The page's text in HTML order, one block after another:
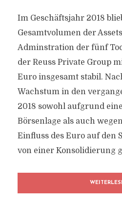
Im Geschäftsjahr 2018
Gesamtvolumen der
Adminstration der fünf
der Reuss Private Group
Euro insgesamt stabil.
Wachstum in den
2018 sowohl aufgrund
Börsenlage als auch
Einfluss des Euro auf den
von einer Konsolidierung